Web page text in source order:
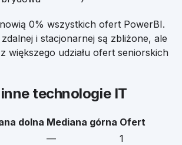
0% wszystkich ofert PowerBI.
i stacjonarnej są zbliżone, ale
większego udziału ofert seniorskich
technologie IT
dolna Mediana górna Ofert
—
1